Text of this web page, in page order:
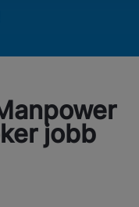
jobb